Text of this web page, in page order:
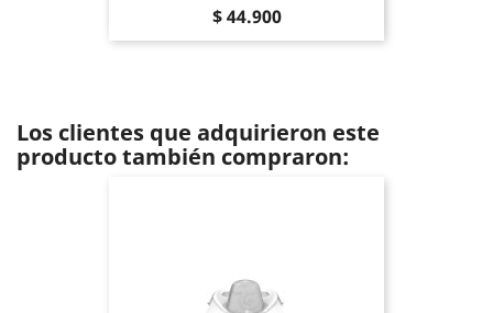
Precio
$ 44.900
Los clientes que adquirieron este
producto también compraron: